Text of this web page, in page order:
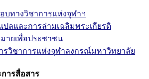
บทางวิชาการแห่งจุฬาฯ
ปลและการล่ามเฉลิมพระเกียรติ
ายเพื่อประชาชน
รวิชาการแห่งจุฬาลงกรณ์มหาวิทยาลัย
ารสื่อสาร